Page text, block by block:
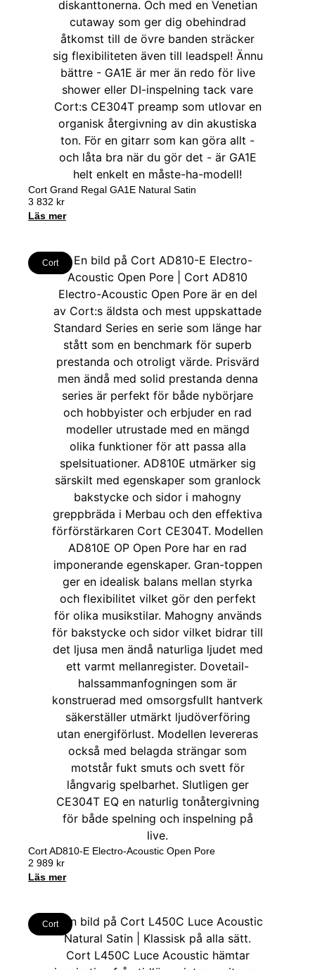
Cort Grand Regal GA1E Natural Satin
3 832 kr
Läs mer
Cort
Cort AD810-E Electro-Acoustic Open Pore
2 989 kr
Läs mer
Cort